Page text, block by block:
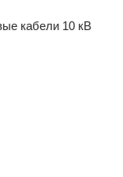
кабели 10 кВ